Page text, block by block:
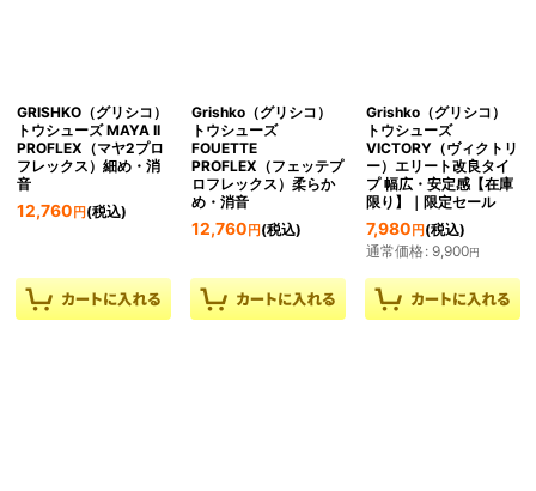
GRISHKO（グリシコ）
トウシューズ MAYA II
PROFLEX（マヤ2プロ
フレックス）細め・消
音
12,760 円 (税込)
Grishko（グリシコ）
トウシューズ
FOUETTE
PROFLEX（フェッテプ
ロフレックス）柔らか
め・消音
12,760 円(税込)
Grishko（グリシコ）
トウシューズ
VICTORY（ヴィクトリ
ー）エリート改良タイ
プ 幅広・安定感【在庫
限り】｜限定セール
7,980 円(税込)
通常価格: 9,900円